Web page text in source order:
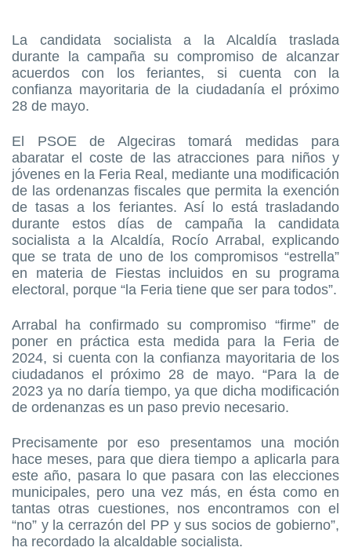
La candidata socialista a la Alcaldía traslada
durante la campaña su compromiso de alcanzar
acuerdos con los feriantes, si cuenta con la
confianza mayoritaria de la ciudadanía el próximo
28 de mayo.
El PSOE de Algeciras tomará medidas para
abaratar el coste de las atracciones para niños y
jóvenes en la Feria Real, mediante una modificación
de las ordenanzas fiscales que permita la exención
de tasas a los feriantes. Así lo está trasladando
durante estos días de campaña la candidata
socialista a la Alcaldía, Rocío Arrabal, explicando
que se trata de uno de los compromisos “estrella”
en materia de Fiestas incluidos en su programa
electoral, porque “la Feria tiene que ser para todos”.
Arrabal ha confirmado su compromiso “firme” de
poner en práctica esta medida para la Feria de
2024, si cuenta con la confianza mayoritaria de los
ciudadanos el próximo 28 de mayo. “Para la de
2023 ya no daría tiempo, ya que dicha modificación
de ordenanzas es un paso previo necesario.
Precisamente por eso presentamos una moción
hace meses, para que diera tiempo a aplicarla para
este año, pasara lo que pasara con las elecciones
municipales, pero una vez más, en ésta como en
tantas otras cuestiones, nos encontramos con el
“no” y la cerrazón del PP y sus socios de gobierno”,
ha recordado la alcaldable socialista.